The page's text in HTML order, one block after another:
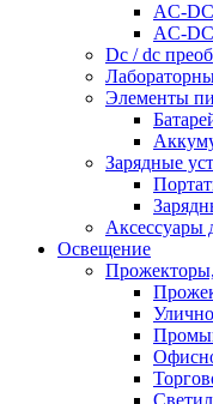
AC-
AC-
Dc / dc
Элементы
Зарядные
Аксессуары
Освещение